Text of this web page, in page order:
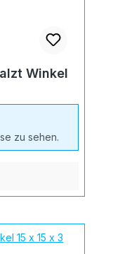
Winkel
zu sehen.